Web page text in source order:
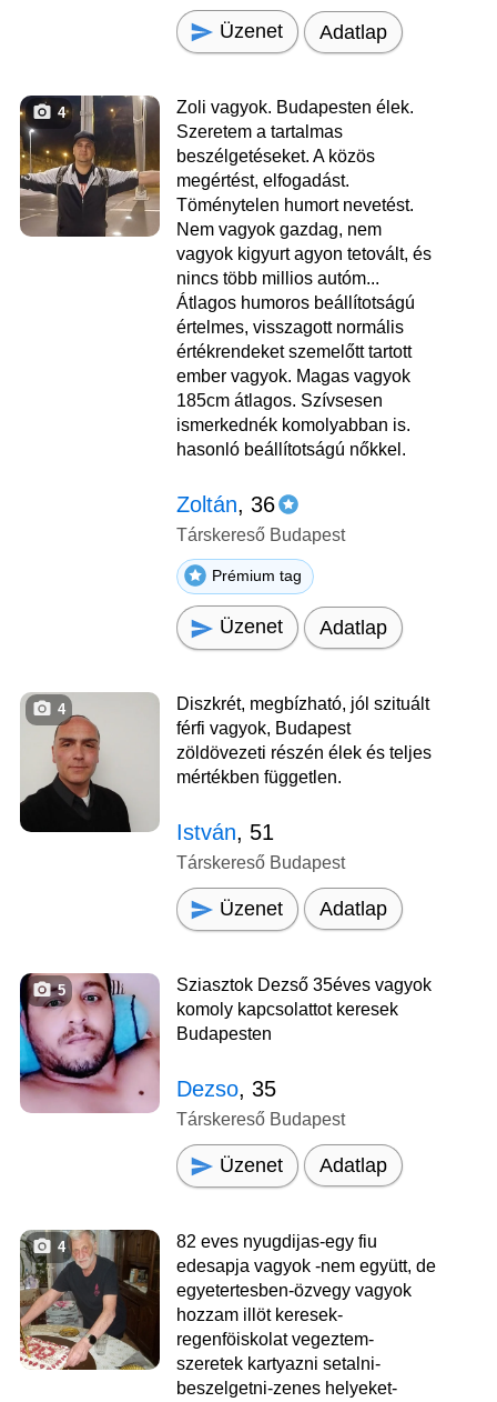
Üzenet Adatlap
4
Zoli vagyok. Budapesten élek.
Szeretem a tartalmas
beszélgetéseket. A közös
megértést, elfogadást.
Töménytelen humort nevetést.
Nem vagyok gazdag, nem
vagyok kigyurt agyon tetovált, és
nincs több millios autóm...
Átlagos humoros beállítotságú
értelmes, visszagott normális
értékrendeket szemelőtt tartott
ember vagyok. Magas vagyok
185cm átlagos. Szívsesen
ismerkednék komolyabban is.
hasonló beállítotságú nőkkel.
Zoltán, 36
Társkereső Budapest
Prémium tag
Üzenet Adatlap
4
Diszkrét, megbízható, jól szituált
férfi vagyok, Budapest
zöldövezeti részén élek és teljes
mértékben független.
István, 51
Társkereső Budapest
Üzenet Adatlap
5
Sziasztok Dezső 35éves vagyok
komoly kapcsolattot keresek
Budapesten
Dezso, 35
Társkereső Budapest
Üzenet Adatlap
4
82 eves nyugdijas-egy fiu
edesapja vagyok -nem együtt, de
egyetertesben-özvegy vagyok
hozzam illöt keresek-
regenföiskolat vegeztem-
szeretek kartyazni setalni-
beszelgetni-zenes helyeket-